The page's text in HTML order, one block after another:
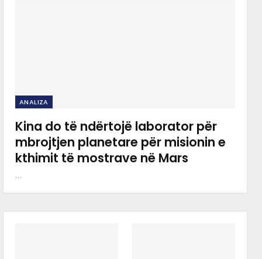
ANALIZA
Kina do të ndërtojë laborator për
mbrojtjen planetare për misionin e
kthimit të mostrave në Mars
…